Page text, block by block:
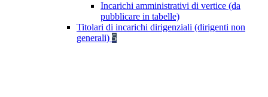
Incarichi amministrativi di vertice (da
pubblicare in tabelle)
Titolari di incarichi dirigenziali (dirigenti non
generali) 5